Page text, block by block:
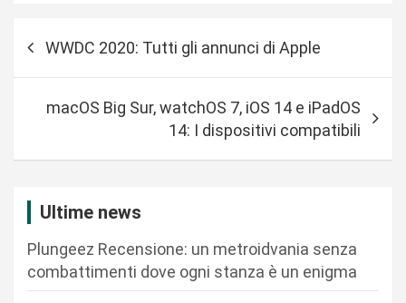
WWDC 2020: Tutti gli annunci di Apple
macOS Big Sur, watchOS 7, iOS 14 e iPadOS
14: I dispositivi compatibili
Ultime news
Plungeez Recensione: un metroidvania senza
combattimenti dove ogni stanza è un enigma